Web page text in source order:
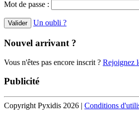
Mot de passe :
Un oubli ?
Nouvel arrivant ?
Vous n'êtes pas encore inscrit ? Rejoignez
Publicité
Copyright Pyxidis 2026 | Conditions